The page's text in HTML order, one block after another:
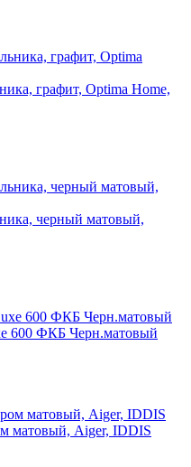
графит, Optima Home,
черный матовый,
600 ФКБ Черн.матовый
матовый, Aiger, IDDIS